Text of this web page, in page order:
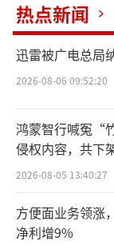
原因也
容社区或许
同时涵盖短
勃发展的复
这也就
何仍不急于
态。近期对
流量——变现
热点新闻
迅雷被广电总局
2026-08-06 09:52:20
鸿蒙智行喊冤“
侵权内容，共下
2026-08-05 13:40:27
方便面业务领涨
净利增9%